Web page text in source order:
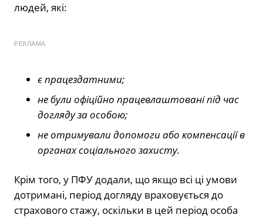
людей, які:
РЕКЛАМА
є працездатними;
не були офіційно працевлаштовані під час
догляду за особою;
не отримували допомоги або компенсації в
органах соціального захисту.
Крім того, у ПФУ додали, що якщо всі ці умови
дотримані, період догляду враховується до
страхового стажу, оскільки в цей період особа